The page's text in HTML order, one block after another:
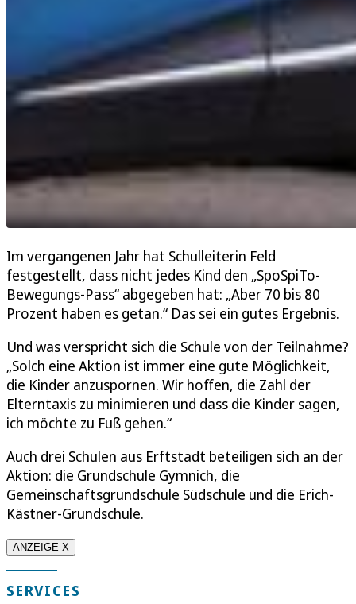
Im vergangenen Jahr hat Schulleiterin Feld
festgestellt, dass nicht jedes Kind den „SpoSpiTo-
Bewegungs-Pass“ abgegeben hat: „Aber 70 bis 80
Prozent haben es getan.“ Das sei ein gutes Ergebnis.
Und was verspricht sich die Schule von der Teilnahme?
„Solch eine Aktion ist immer eine gute Möglichkeit,
die Kinder anzuspornen. Wir hoffen, die Zahl der
Elterntaxis zu minimieren und dass die Kinder sagen,
ich möchte zu Fuß gehen.“
Auch drei Schulen aus Erftstadt beteiligen sich an der
Aktion: die Grundschule Gymnich, die
Gemeinschaftsgrundschule Südschule und die Erich-
Kästner-Grundschule.
ANZEIGE X
SERVICES